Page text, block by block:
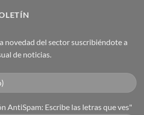
novedad del sector suscribiéndote a
de noticias.
AntiSpam: Escribe las letras que ves"